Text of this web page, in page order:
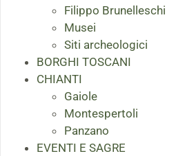
Filippo Brunelleschi
Musei
Siti archeologici
BORGHI TOSCANI
CHIANTI
Gaiole
Montespertoli
Panzano
EVENTI E SAGRE